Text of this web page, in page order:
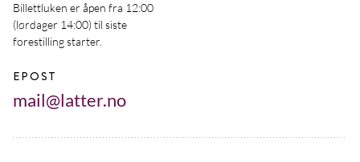
Billettluken er åpen fra 12:00
(lørdager 14:00) til siste
forestilling starter.
EPOST
mail@latter.no